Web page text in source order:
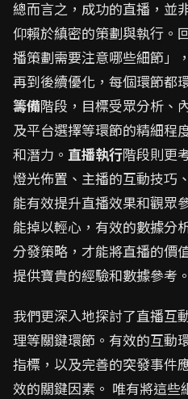
總而言之，成功的直播，並
仰賴於縝密的策劃與執行。
播策劃需要注意哪些細節」
再到後續優化，每個環節都
籌備階段，目標受眾分析、
及平台選擇等環節的精細程
和潛力。 直播執行階段則更
燈光佈置、主播的互動技巧
能有效提升直播效果和觀眾
能掉以輕心，有效的數據分
分發策略，才能將直播的價
提供寶貴的經驗和數據參考。
我們更深入地探討了直播互
理等關鍵環節。有效的互動
指標，以及完善的突發事件
效的關鍵因素。 唯有將這